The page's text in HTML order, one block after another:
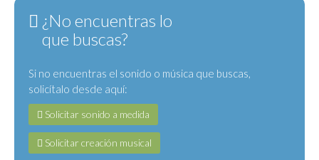
¿No encuentras lo
que buscas?
Si no encuentras el sonido o música que buscas,
solicítalo desde aquí:
Solicitar sonido a medida
Solicitar creación musical